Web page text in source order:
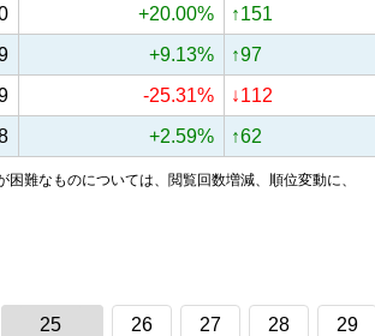
+20.00%
↑151
+9.13%
↑97
-25.31%
↓112
+2.59% ↑62
難なものについては、閲覧回数増減、順位変動に、
25 26 27 28
29